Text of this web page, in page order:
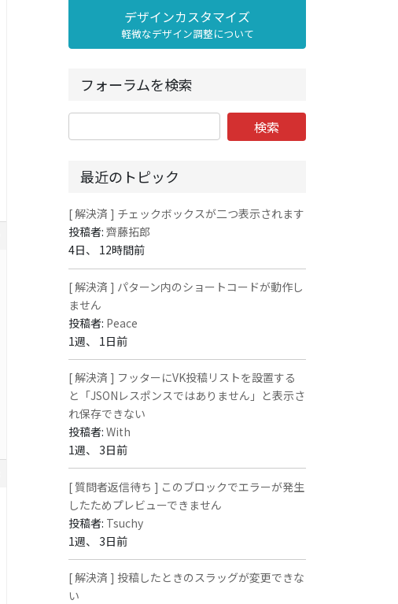
デザインカスタマイズ
軽微なデザイン調整について
フォーラムを検索
最近のトピック
[ 解決済 ] チェックボックスが二つ表示されます
投稿者:齊藤拓郎
4日、 12時間前
[ 解決済 ] パターン内のショートコードが動作し
ません
投稿者: Peace
1週、 1日前
[ 解決済 ] フッターにVK投稿リストを設置する
と「JSONレスポンスではありません」と表示さ
れ保存できない
投稿者:With
1週、 3日前
[ 質問者返信待ち ] このブロックでエラーが発生
したためプレビューできません
投稿者: Tsuchy
1週、 3日前
[ 解決済 ] 投稿したときのスラッグが変更できな
い